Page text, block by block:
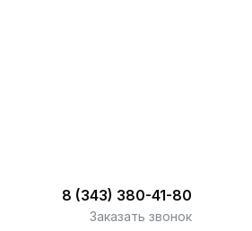
8 (343) 380-41-80
Заказать звонок